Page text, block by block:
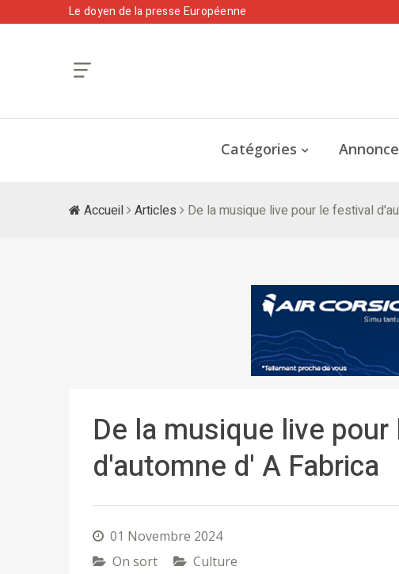
Le doyen de la presse Européenne
Catégories
Accueil Articles De la musique live pour le festival
De la musique live
d'automne d' A Fabrica
01 Novembre 2024
On sort
Culture